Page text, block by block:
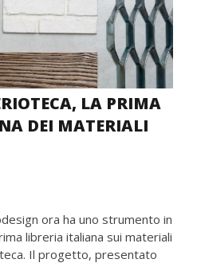
LA PRIMA
DEI MATERIALI
ora ha uno strumento in
libreria italiana sui materiali
Il progetto, presentato